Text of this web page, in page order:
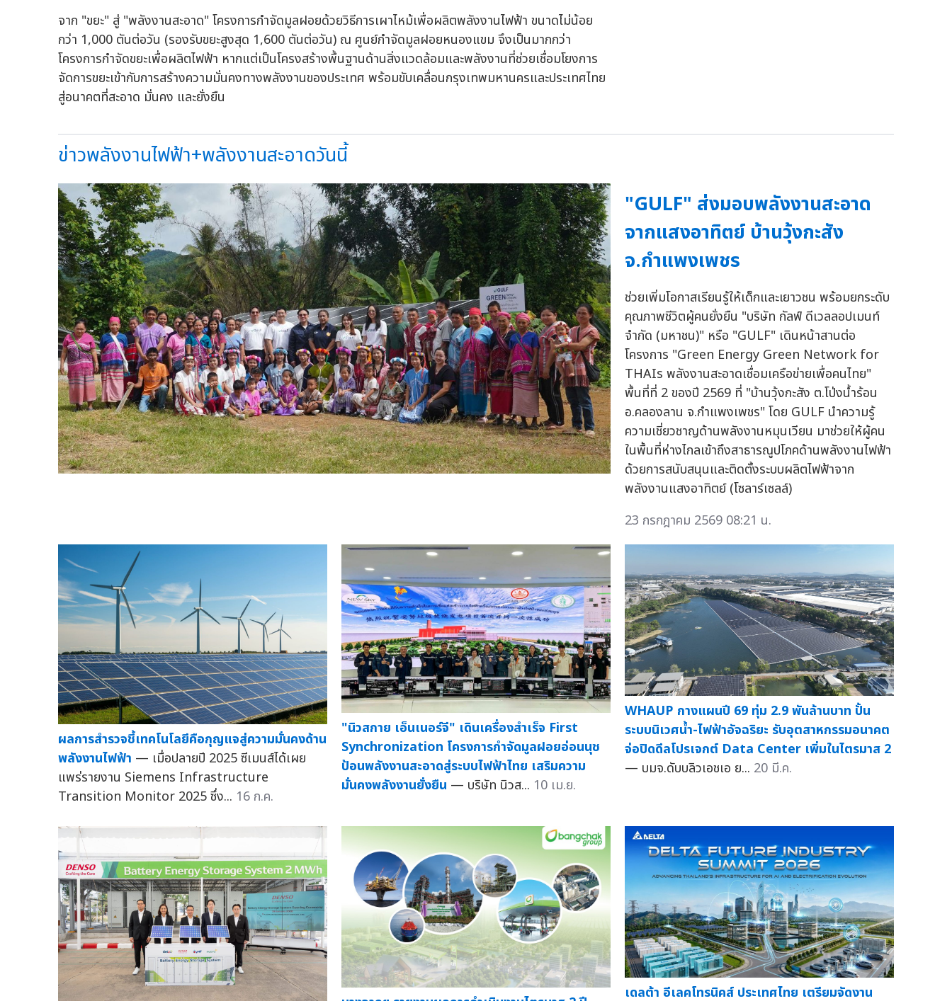
จาก "ขยะ" สู่ "พลังงานสะอาด" โครงการกำจัดมูลฝอยด้วยวิธีการเผาไหม้เพื่อผลิตพลังงานไฟฟ้า ขนาดไม่น้อย
กว่า 1,000 ตันต่อวัน (รองรับขยะสูงสุด 1,600 ตันต่อวัน) ณ ศูนย์กำจัดมูลฝอยหนองแขม จึงเป็นมากกว่า
โครงการกำจัดขยะเพื่อผลิตไฟฟ้า หากแต่เป็นโครงสร้างพื้นฐานด้านสิ่งแวดล้อมและพลังงานที่ช่วยเชื่อมโยงการ
จัดการขยะเข้ากับการสร้างความมั่นคงทางพลังงานของประเทศ พร้อมขับเคลื่อนกรุงเทพมหานครและประเทศไทย
สู่อนาคตที่สะอาด มั่นคง และยั่งยืน
ข่าวพลังงานไฟฟ้า+พลังงานสะอาดวันนี้
"GULF" ส่งมอบพลังงานสะอาด
จากแสงอาทิตย์ บ้านวุ้งกะสัง
จ.กำแพงเพชร
ช่วยเพิ่มโอกาสเรียนรู้ให้เด็กและเยาวชน พร้อมยกระดับ
คุณภาพชีวิตผู้คนยั่งยืน "บริษัท กัลฟ์ ดีเวลลอปเมนท์
จำกัด (มหาชน)" หรือ "GULF" เดินหน้าสานต่อ
โครงการ "Green Energy Green Network for
THAIs พลังงานสะอาดเชื่อมเครือข่ายเพื่อคนไทย"
พื้นที่ที่ 2 ของปี 2569 ที่ "บ้านวุ้งกะสัง ต.โป่งน้ำร้อน
อ.คลองลาน จ.กำแพงเพชร" โดย GULF นำความรู้
ความเชี่ยวชาญด้านพลังงานหมุนเวียน มาช่วยให้ผู้คน
ในพื้นที่ห่างไกลเข้าถึงสาธารณูปโภคด้านพลังงานไฟฟ้า
ด้วยการสนับสนุนและติดตั้งระบบผลิตไฟฟ้าจาก
พลังงานแสงอาทิตย์ (โซลาร์เซลล์)
23 กรกฎาคม 2569 08:21 น.
ผลการสำรวจชี้เทคโนโลยีคือกุญแจสู่ความมั่นคงด้าน
พลังงานไฟฟ้า — เมื่อปลายปี 2025 ซีเมนส์ได้เผย
แพร่รายงาน Siemens Infrastructure
Transition Monitor 2025 ซึ่ง... 16 ก.ค.
"นิวสกาย เอ็นเนอร์จี" เดินเครื่องสำเร็จ First
Synchronization โครงการกำจัดมูลฝอยอ่อนนุช
ป้อนพลังงานสะอาดสู่ระบบไฟฟ้าไทย เสริมความ
มั่นคงพลังงานยั่งยืน — บริษัท นิวส... 10 เม.ย.
WHAUP กางแผนปี 69 ทุ่ม 2.9 พันล้านบาท ปั้น
ระบบนิเวศน้ำ-ไฟฟ้าอัจฉริยะ รับอุตสาหกรรมอนาคต
จ่อปิดดีลโปรเจกต์ Data Center เพิ่มในไตรมาส 2
— บมจ.ดับบลิวเอชเอ ย... 20 มี.ค.
เดลต้า อีเลคโทรนิคส์ ประเทศไทย เตรียมจัดงาน